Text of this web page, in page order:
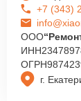
г.
+7 (343)
ООО
ИНН
ОГРН